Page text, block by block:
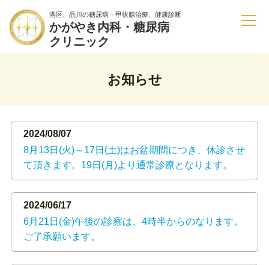
港区、品川の糖尿病・甲状腺治療、健康診断
かがやき内科・糖尿病
クリニック
お知らせ
2024/08/07
8月13日(火)～17日(土)はお盆期間につき、休診させ
て頂きます。19日(月)より通常診療となります。
2024/06/17
6月21日(金)午後の診察は、4時半からのなります。
ご了承願います。